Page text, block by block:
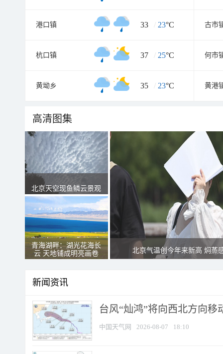
港口镇 33 / 23°C 古市
杭口镇 37 / 25°C 何市
黄坳乡 35 / 23°C 黄港
高清图集
北京天空现鱼鳞云景观
青海湖畔：湖光花海长
云 天地铺成明亮画卷
北京气温创今年来新高 焖蒸
新闻资讯
台风“灿鸿”将向西北方向移
中国天气网 2026-08-07 18:10